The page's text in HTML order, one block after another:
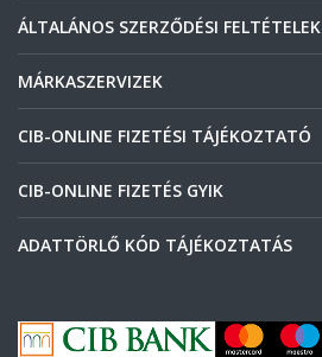
ÁLTALÁNOS SZERZŐDÉSI FELTÉTELEK
MÁRKASZERVIZEK
CIB-ONLINE FIZETÉSI TÁJÉKOZTATÓ
CIB-ONLINE FIZETÉS GYIK
ADATTÖRLŐ KÓD TÁJÉKOZTATÁS